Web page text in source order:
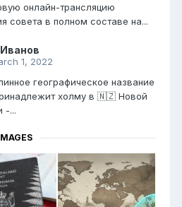
онлайн-трансляцию
совета в полном составе на...
1, 2022
географическое название
холму в 🇳🇿 Новой
-...